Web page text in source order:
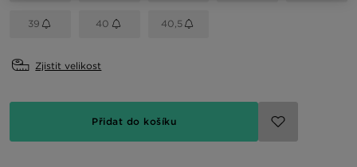
39 40 40,5
Zjistit velikost
Přidat do košíku